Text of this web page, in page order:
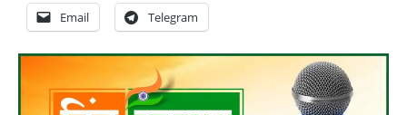
Email Telegram